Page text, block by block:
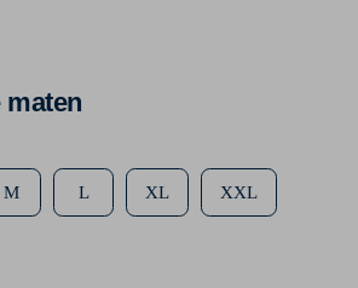
maten
M L XL XXL